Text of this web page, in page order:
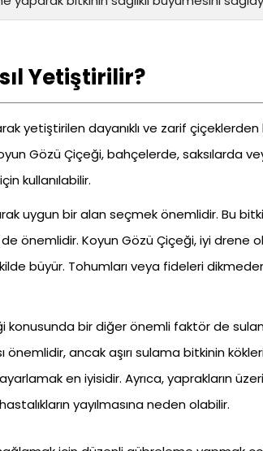
Yetiştirilir?
yetiştirilen dayanıklı ve zarif
Gözü Çiçeği, bahçelerde, saksılarda
kullanılabilir.
uygun bir alan seçmek önemlidir. Bu
önemlidir. Koyun Gözü Çiçeği, iyi drene
büyür. Tohumları veya fideleri
konusunda bir diğer önemli faktör de
önemlidir, ancak aşırı sulama bitkinin
en iyisidir. Ayrıca, yaprakların
yayılmasına neden olabilir.